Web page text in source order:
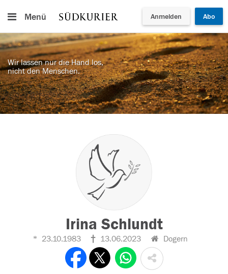
Menü Anmelden Abo
Wir lassen nur die Hand los,
nicht den Menschen.
Irina Schlundt
23.10.1983 13.06.2023 Dogern